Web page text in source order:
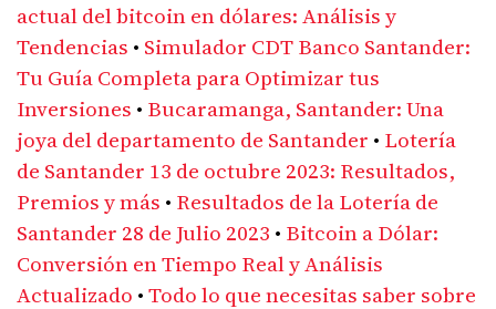
actual del bitcoin en dólares: Análisis y
Tendencias • Simulador CDT Banco Santander:
Tu Guía Completa para Optimizar tus
Inversiones • Bucaramanga, Santander: Una
joya del departamento de Santander • Lotería
de Santander 13 de octubre 2023: Resultados,
Premios y más • Resultados de la Lotería de
Santander 28 de Julio 2023 • Bitcoin a Dólar:
Conversión en Tiempo Real y Análisis
Actualizado •Todo lo que necesitas saber sobre